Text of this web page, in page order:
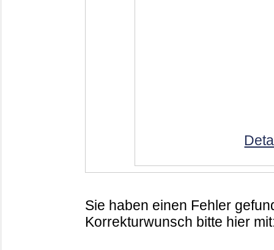
Sie haben einen Fehler
Korrekturwunsch bitte hier